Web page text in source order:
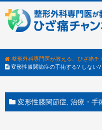
整形外科専門医が教える、ひざ痛チ
変形性膝関節症の手術する? しない
変形性膝関節症 治療・手